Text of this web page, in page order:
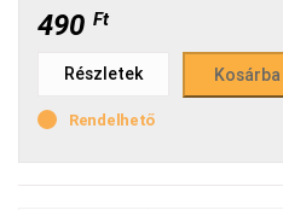
490 Ft
Részletek
Rendelhető